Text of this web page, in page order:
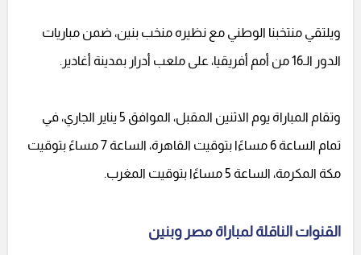
ويلتقي منتخبنا الوطني مع نظيره منخب بنين، ضمن مباريات
الدور الـ16 من أمم أفريقيا، على ملعب أدرار بمدينة أغادير.
وتقام المباراة يوم الاثنين المقبل، الموافق 5 يناير الجاري، في
تمام الساعة 6 مساءًا بتوقيت القاهرة، الساعة 7 مساءً بتوقيت
مكة المكرمة، الساعة 5 مساءًا بتوقيت المغرب.
القنوات الناقلة لمباراة مصر وبنين